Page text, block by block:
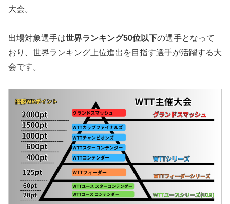
大会。
出場対象選手は世界ランキング50位以下の選手となって
おり、世界ランキング上位進出を目指す選手が活躍する大
会です。